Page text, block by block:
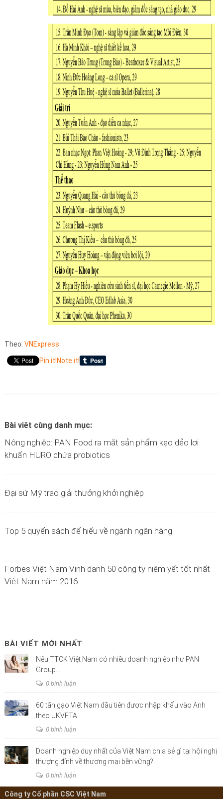
Theo: VNExpress
Pin it!Note it!
Bài viêt cùng danh mục:
Nông nghiệp: PAN Food ra mắt sản phẩm kẹo dẻo lợi
khuẩn HURO chứa probiotics
Đại sứ Mỹ trao giải thưởng khởi nghiệp
Top 5 quyển sách để hiểu về ngành ngân hàng
Forbes Việt Nam Vinh danh 50 công ty niêm yết tốt nhất
Việt Nam năm 2016
BÀI VIẾT MỚI NHẤT
Nếu TTCK Việt Nam có nhiều doanh nghiệp như PAN
Group…
0 bình luận
60 tấn gạo Việt Nam đầu tiên được nhập khẩu vào Anh
theo UKVFTA
0 bình luận
Doanh nghiệp duy nhất của Việt Nam chia sẻ gì tại hội nghị
thượng đỉnh về thương mại bền vững?
0 bình luận
Công ty Cổ phần CSC Việt Nam